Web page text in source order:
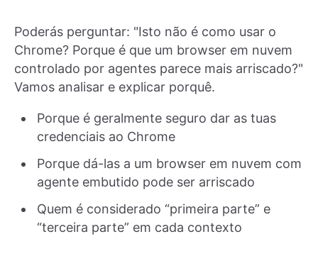
Poderás perguntar: "Isto não é como usar o
Chrome? Porque é que um browser em nuvem
controlado por agentes parece mais arriscado?"
Vamos analisar e explicar porquê.
Porque é geralmente seguro dar as tuas
credenciais ao Chrome
Porque dá-las a um browser em nuvem com
agente embutido pode ser arriscado
Quem é considerado “primeira parte” e
“terceira parte” em cada contexto